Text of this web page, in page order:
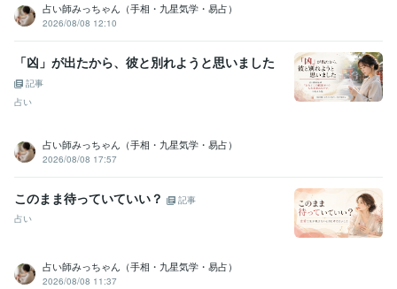
占い師みっちゃん（手相・九星気学・易占）
2026/08/08 12:10
「凶」が出たから、彼と別れようと思いました
記事
占い
占い師みっちゃん（手相・九星気学・易占）
2026/08/08 17:57
このまま待っていていい？
記事
占い
占い師みっちゃん（手相・九星気学・易占）
2026/08/08 11:37